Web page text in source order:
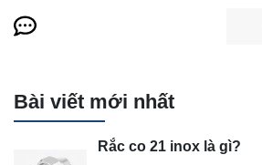
Bài viết mới nhất
Rắc co 21 inox là gì?